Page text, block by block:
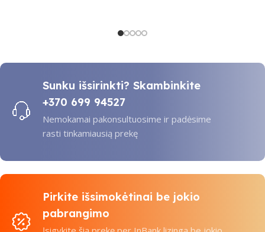
Sunku išsirinkti? Skambinkite
+370 699 94527
Nemokamai pakonsultuosime ir padėsime
rasti tinkamiausią prekę
Pirkite išsimokėtinai be jokio
pabrangimo